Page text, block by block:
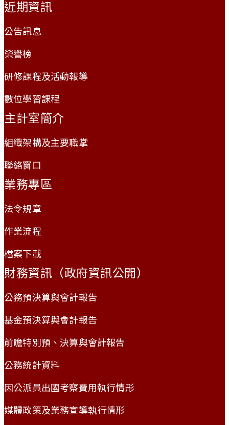
近期資訊
公告訊息
榮譽榜
研修課程及活動報導
數位學習課程
主計室簡介
組織架構及主要職掌
聯絡窗口
業務專區
法令規章
作業流程
檔案下載
財務資訊（政府資訊公開）
公務預決算與會計報告
基金預決算與會計報告
前瞻特別預、決算與會計報告
公務統計資料
因公派員出國考察費用執行情形
媒體政策及業務宣導執行情形